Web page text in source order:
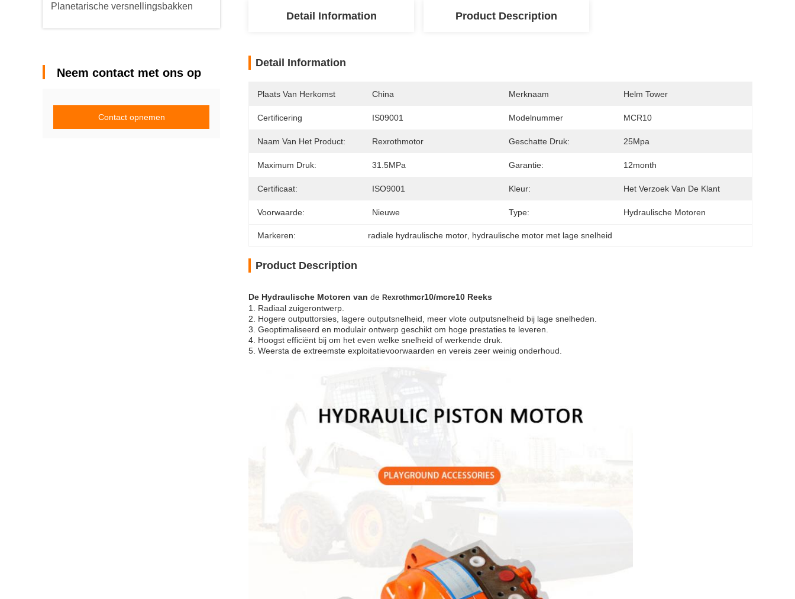
Planetarische versnellingsbakken
Neem contact met ons op
Contact opnemen
Detail Information Product Description
Detail Information
Plaats Van Herkomst China Merknaam Helm Tower
Certificering IS09001 Modelnummer MCR10
Naam Van Het Product: Rexrothmotor Geschatte Druk: 25Mpa
Maximum Druk: 31.5MPa Garantie: 12month
Certificaat: ISO9001 Kleur: Het Verzoek Van De Klant
Voorwaarde: Nieuwe Type: Hydraulische Motoren
Markeren: radiale hydraulische motor hydraulische motor met lage snelheid
Product Description
De Hydraulische Motoren van de Rexrothmcr10/mcre10 Reeks
1. Radiaal zuigerontwerp.
2. Hogere outputtorsies, lagere outputsnelheid, meer vlote outputsnelheid bij lage snelheden.
3. Geoptimaliseerd en modulair ontwerp geschikt om hoge prestaties te leveren.
4. Hoogst efficiënt bij om het even welke snelheid of werkende druk.
5. Weersta de extreemste exploitatievoorwaarden en vereis zeer weinig onderhoud.